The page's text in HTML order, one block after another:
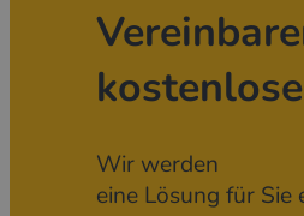
Wir werden
eine Lösung für Sie